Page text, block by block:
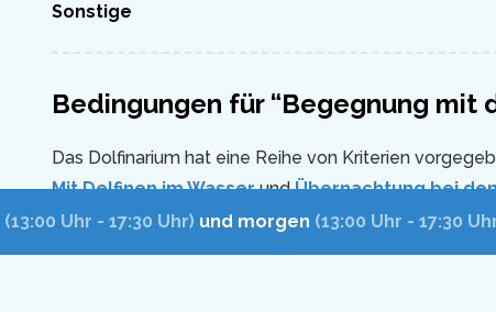
Sonstige
Bedingungen für “Begegnung mit
Das Dolfinarium hat eine Reihe von Kriterien
Mit Delfinen im WasserundÜbernachtung bei
Programme verstehen sich exklusive Parkeintritt: Ein
Teilnahme am Programm erforderlich. Auf diese
(13:00 Uhr - 17:30 Uhr) und morgen (13:00 Uhr - 17:30